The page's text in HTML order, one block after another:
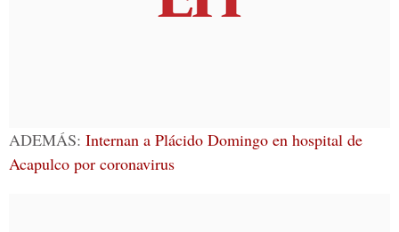
ADEMÁS: Internan a Plácido Domingo en hospital de
Acapulco por coronavirus